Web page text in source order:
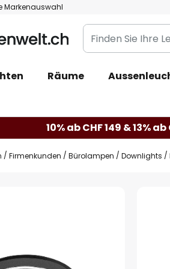
Markenauswahl
Finden
Sie
Leuchte...
Räume
10% ab CHF 149 & 13%
Firmenkunden Bürolampen Downlights